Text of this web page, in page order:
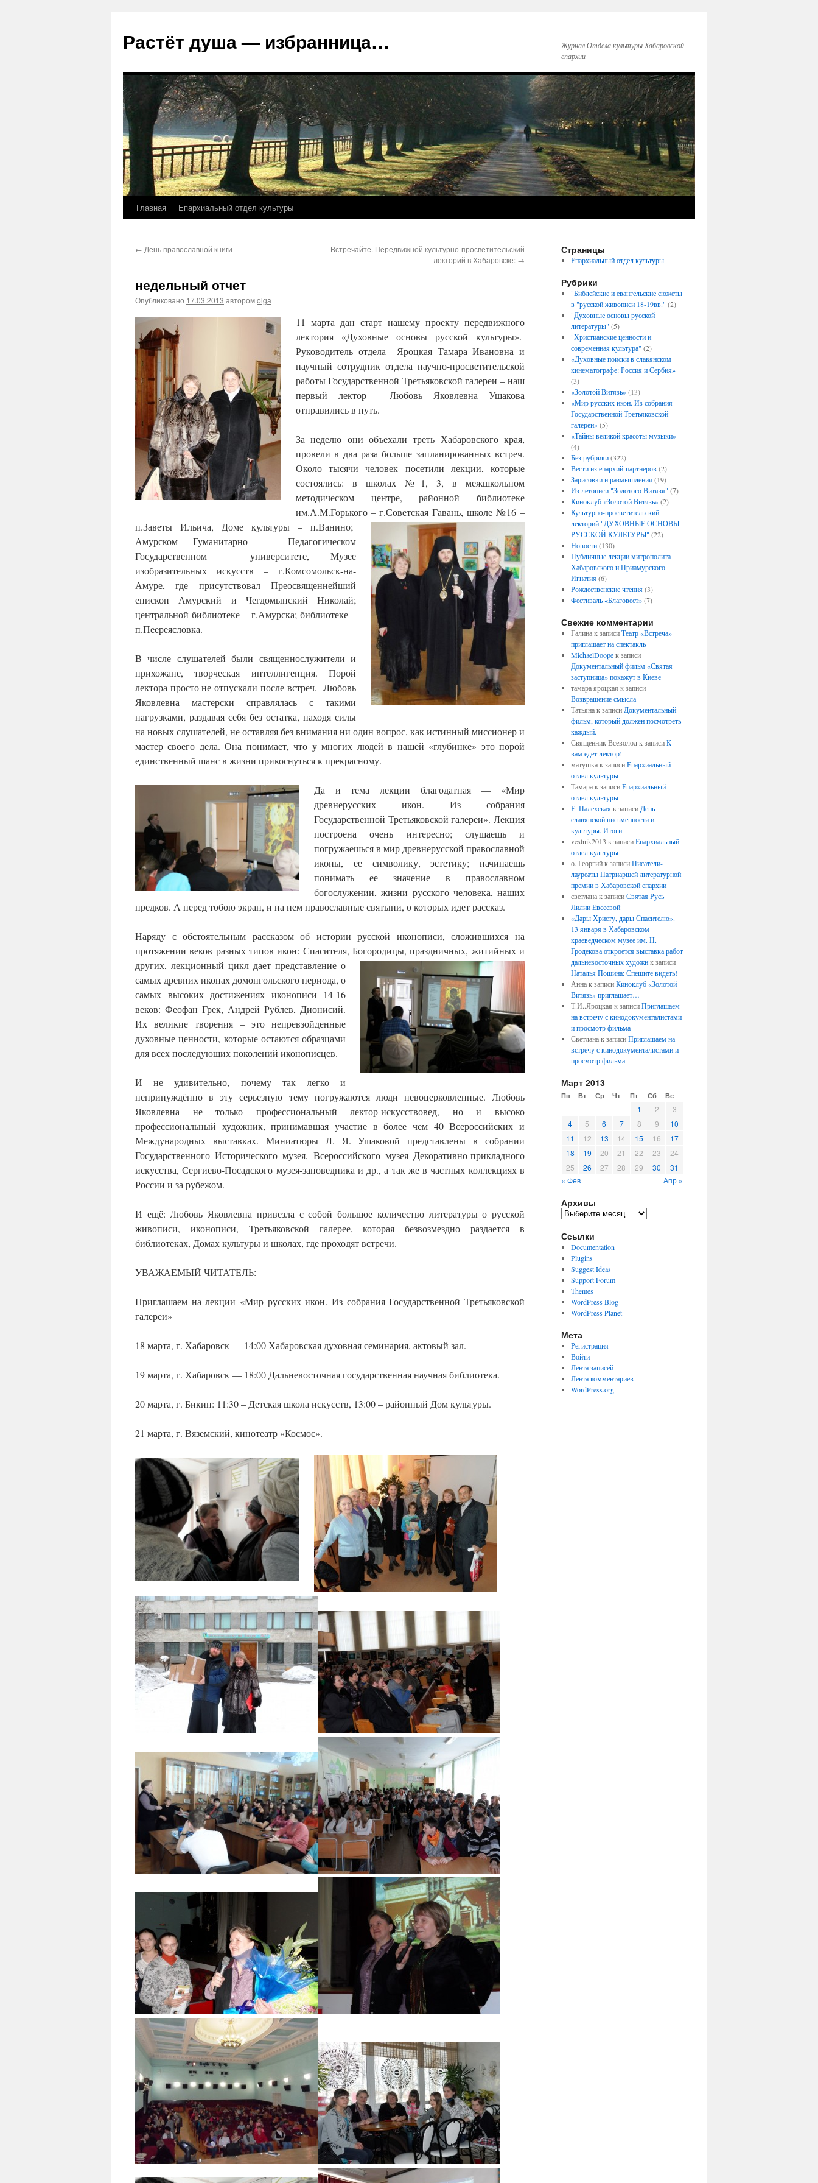
Растёт душа — избранница…
Журнал Отдела культуры Хабаровской
епархии
Перейти
содержимому
Главная Епархиальный отдел культуры
← День православной книги
Встречайте. Передвижной культурно-просветительский
лекторий в Хабаровске: →
недельный отчет
Опубликовано 17.03.2013 авторомolga
11 марта дан старт нашему проекту передвижного
лектория «Духовные основы русской культуры».
Руководитель отдела Яроцкая Тамара Ивановна и
научный сотрудник отдела научно-просветительской
работы Государственной Третьяковской галереи – наш
первый лектор Любовь Яковлевна Ушакова
отправились в путь.
За неделю они объехали треть Хабаровского края,
провели в два раза больше запланированных встреч.
Около тысячи человек посетили лекции, которые
состоялись: в школах №1, 3, в межшкольном
методическом центре, районной библиотеке
им.А.М.Горького – г.Советская Гавань, школе №16 –
п.Заветы Ильича, Доме культуры – п.Ванино;
Амурском Гуманитарно — Педагогическом
Государственном университете, Музее
изобразительных искусств – г.Комсомольск-на-
Амуре, где присутствовал Преосвященнейший
епископ Амурский и Чегдомынский Николай;
центральной библиотеке – г.Амурска; библиотеке –
п.Пеереясловка.
В числе слушателей были священнослужители и
прихожане, творческая интеллигенция. Порой
лектора просто не отпускали после встреч. Любовь
Яковлевна мастерски справлялась с такими
нагрузками, раздавая себя без остатка, находя силы
на новых слушателей, не оставляя без внимания ни один вопрос, как истинный миссионер и
мастер своего дела. Она понимает, что у многих людей в нашей «глубинке» это порой
единственный шанс в жизни прикоснуться к прекрасному.
Да и тема лекции благодатная — «Мир
древнерусских икон. Из собрания
Государственной Третьяковской галереи». Лекция
построена очень интересно; слушаешь и
погружаешься в мир древнерусской православной
иконы, ее символику, эстетику; начинаешь
понимать ее значение в православном
богослужении, жизни русского человека, наших
предков. А перед тобою экран, и на нем православные святыни, о которых идет рассказ.
Наряду с обстоятельным рассказом об истории русской иконописи, сложившихся на
протяжении веков разных типов икон: Спасителя, Богородицы,праздничных, житийных и
других, лекционный цикл дает представление о
самых древних иконах домонгольского периода, о
самых высоких достижениях иконописи 14-16
веков: Феофан Грек, Андрей Рублев, Дионисий.
Их великие творения – это непревзойденные
духовные ценности, которые остаются образцами
для всех последующих поколений иконописцев.
И не удивительно, почему так легко и
непринуждённо в эту серьезную тему погружаются люди невоцерковленные. Любовь
Яковлевна не только профессиональный лектор-искусствовед, но и высоко
профессиональный художник, принимавшая участие в более чем 40 Всероссийских и
Международных выставках. Миниатюры Л. Я. Ушаковой представлены в собрании
Государственного Исторического музея, Всероссийского музея Декоративно-прикладного
искусства, Сергиево-Посадского музея-заповедника и др., а так же в частных коллекциях в
России и за рубежом.
И ещё: Любовь Яковлевна привезла с собой большое количество литературы о русской
живописи, иконописи, Третьяковской галерее, которая безвозмездно раздается в
библиотеках, Домах культуры и школах, где проходят встречи.
УВАЖАЕМЫЙ ЧИТАТЕЛЬ:
Приглашаем на лекции «Мир русских икон. Из собрания Государственной Третьяковской
галереи»
18 марта, г. Хабаровск — 14:00 Хабаровская духовная семинария, актовый зал.
19 марта, г. Хабаровск — 18:00 Дальневосточная государственная научная библиотека.
20 марта, г. Бикин: 11:30 – Детская школа искусств, 13:00 – районный Дом культуры.
21 марта, г. Вяземский, кинотеатр «Космос».
Страницы
Епархиальный отдел культуры
Рубрики
"Библейские и евангельские сюжеты
в "русской живописи 18-19вв." (2)
"Духовные основы русской
литературы" (5)
"Христианские ценности и
современная культура" (2)
«Духовные поиски в славянском
кинематографе: Россия и Сербия»
(3)
«Золотой Витязь»(13)
«Мир русских икон. Из собрания
Государственной Третьяковской
галереи»(5)
«Тайны великой красоты музыки»
(4)
Без рубрики(322)
Вести из епархий-партнеров(2)
Зарисовки и размышления(19)
Из летописи "Золотого Витязя" (7)
Киноклуб «Золотой Витязь»(2)
Культурно-просветительский
лекторий "ДУХОВНЫЕ ОСНОВЫ
РУССКОЙ КУЛЬТУРЫ" (22)
Новости(130)
Публичные лекции митрополита
Хабаровского и Приамурского
Игнатия(6)
Рождественские чтения(3)
Фестиваль «Благовест»(7)
Свежие комментарии
Галинак записиТеатр «Встреча»
приглашает на спектакль
MichaelDoopeк записи
Документальный фильм «Святая
заступница» покажут в Киеве
тамара яроцкая к записи
Возвращение смысла
Татьянак записи Документальный
фильм, который должен посмотреть
каждый.
Священник Всеволодк записиК
вам едет лектор!
матушкак записиЕпархиальный
отдел культуры
Тамарак записиЕпархиальный
отдел культуры
Е. Палехскаяк записи День
славянской письменности и
культуры. Итоги
vestnik2013 к записиЕпархиальный
отдел культуры
о. Георгийк записиПисатели-
лауреаты Патриаршей литературной
премии в Хабаровской епархии
светланак записиСвятая Русь
Лилии Евсеевой
«Дары Христу, дары Спасителю».
13 января в Хабаровском
краеведческом музее им. Н.
Гродекова откроется выставка работ
дальневосточных художнк записи
Наталья Пошина: Спешите видеть!
Аннак записиКиноклуб «Золотой
Витязь» приглашает…
Т.И..Яроцкая к записиПриглашаем
на встречу с кинодокументалистами
и просмотр фильма
Светланак записиПриглашаем на
встречу с кинодокументалистами и
просмотр фильма
Март 2013
Пн Вт Ср Чт Пт Сб Вс
1 2
3
4
5 6 7 8 9
10
11
12 13 14 15 16
17
18
19 20 21 22 23
24
25
26 27 28 29 30
31
« Фев
Апр »
Архивы
Архивы
Ссылки
Documentation
Plugins
Suggest Ideas
Support Forum
Themes
WordPress Blog
WordPress Planet
Мета
Регистрация
Войти
Лента записей
Лента комментариев
WordPress.org